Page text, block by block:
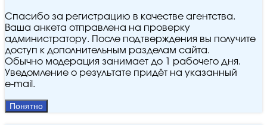
Спасибо за регистрацию в качестве агентства.
Ваша анкета отправлена на проверку
администратору. После подтверждения вы получите
доступ к дополнительным разделам сайта.
Обычно модерация занимает до 1 рабочего дня.
Уведомление о результате придёт на указанный
e‑mail.
Понятно